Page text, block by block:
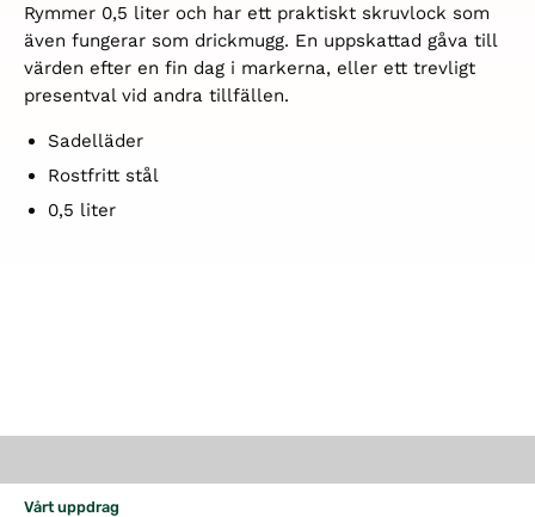
Rymmer 0,5 liter och har ett praktiskt skruvlock som
även fungerar som drickmugg. En uppskattad gåva till
värden efter en fin dag i markerna, eller ett trevligt
presentval vid andra tillfällen.
Sadelläder
Rostfritt stål
0,5 liter
Vårt uppdrag